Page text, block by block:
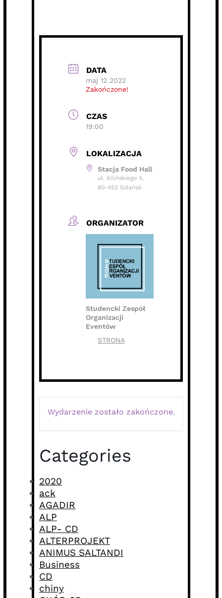
DATA
maj 12 2022
Zakończone!
CZAS
19:00
LOKALIZACJA
Stacja Food Hall
ul. Kilińskiego 4,
80-452 Gdańsk
ORGANIZATOR
Studencki Zespół
Organizacji
Eventów
STRONA
Wydarzenie zostało zakończone.
Categories
2020
ack
AGADIR
ALP
ALP- CD
ALTERPROJEKT
ANIMUS SALTANDI
Business
CD
chiny